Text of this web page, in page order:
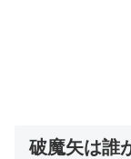
破魔矢は誰